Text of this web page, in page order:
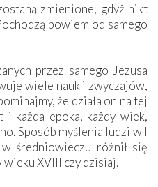
zmienione, gdyż nikt
bowiem od samego
przez samego Jezusa
wiele nauk i zwyczajów,
że działa on na tej
każda epoka, każdy wiek,
Sposób myślenia ludzi w I
średniowieczu różnił się
wieku XVIII czy dzisiaj.